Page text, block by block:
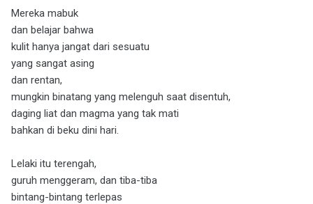
Mereka mabuk
dan belajar bahwa
kulit hanya jangat dari sesuatu
yang sangat asing
dan rentan,
mungkin binatang yang melenguh saat disentuh,
daging liat dan magma yang tak mati
bahkan di beku dini hari.
Lelaki itu terengah,
guruh menggeram, dan tiba-tiba
bintang-bintang terlepas